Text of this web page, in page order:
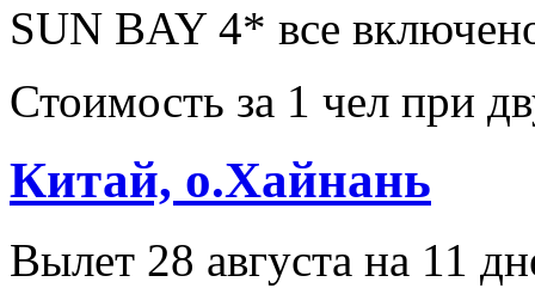
SUN BAY 4* все
Стоимость за 1 чел при
Китай, о.Хайнань
Вылет 28 августа на 11